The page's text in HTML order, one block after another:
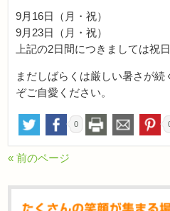
9月16日（月・祝）
9月23日（月・祝）
上記の2日間につきましては祝
まだしばらくは厳しい暑さが続
ぞご自愛ください。
0
« 前のページ